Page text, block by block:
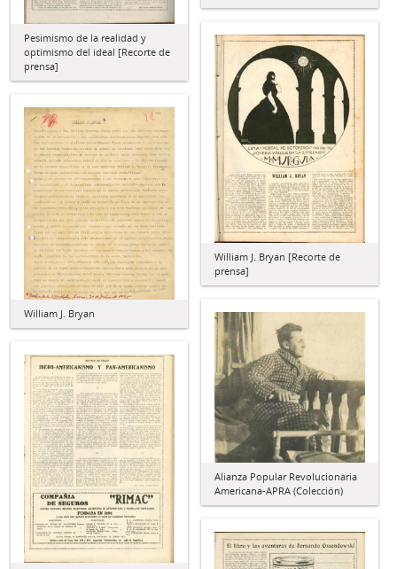
Pesimismo de la realidad y
optimismo del ideal [Recorte de
prensa]
William J. Bryan [Recorte de
prensa]
William J. Bryan
Alianza Popular Revolucionaria
Americana-APRA (Colección)